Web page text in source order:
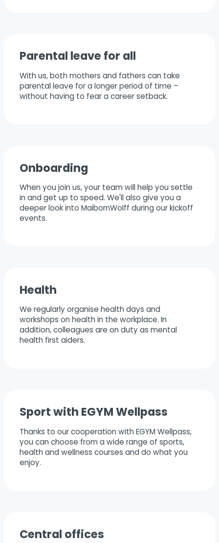
Parental leave for all
With us, both mothers and fathers can take
parental leave for a longer period of time –
without having to fear a career setback.
Onboarding
When you join us, your team will help you settle
in and get up to speed. We'll also give you a
deeper look into MaibornWolff during our kickoff
events.
Health
We regularly organise health days and
workshops on health in the workplace. In
addition, colleagues are on duty as mental
health first aiders.
Sport with EGYM Wellpass
Thanks to our cooperation with EGYM Wellpass,
you can choose from a wide range of sports,
health and wellness courses and do what you
enjoy.
Central offices